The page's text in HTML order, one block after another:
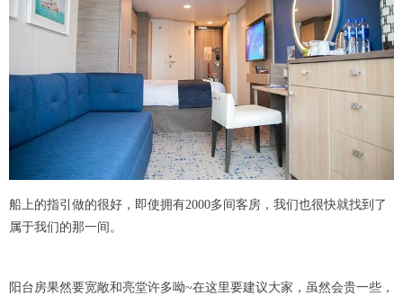
船上的指引做的很好，即使拥有2000多间客房，我们也很快就找到了
属于我们的那一间。
阳台房果然要宽敞和亮堂许多呦~在这里要建议大家，虽然会贵一些，